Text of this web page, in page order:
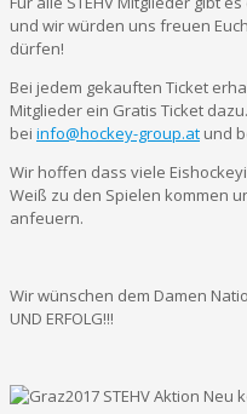
und wir würden uns freuen
dürfen!
Bei jedem gekauften Ticket
Mitglieder ein Gratis Ticket
bei info@hockey-group.at und
Wir hoffen dass viele
Weiß zu den Spielen kommen
anfeuern.
Wir wünschen dem Damen
UND ERFOLG!!!